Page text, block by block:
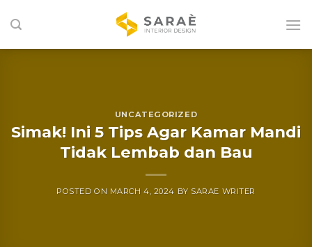
to
UNCATEGORIZED
Simak! Ini 5 Tips Agar Kamar Mandi
Tidak Lembab dan Bau
POSTED ON MARCH 4, 2024 BY SARAE WRITER